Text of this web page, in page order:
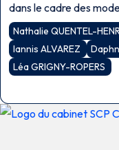
dans le cadre des
(médiation,
que devant toutes […]
Nathalie QUENTEL-
Iannis ALVAREZ
Léa GRIGNY-ROPERS